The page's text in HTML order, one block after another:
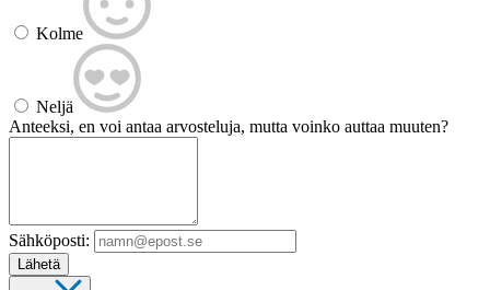
Kolme
Neljä
Anteeksi, en voi antaa arvosteluja, mutta voinko auttaa muuten?
Sähköposti:
Lähetä